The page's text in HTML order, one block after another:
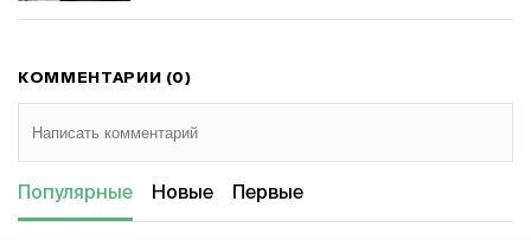
КОММЕНТАРИИ (0)
Популярные Новые Первые